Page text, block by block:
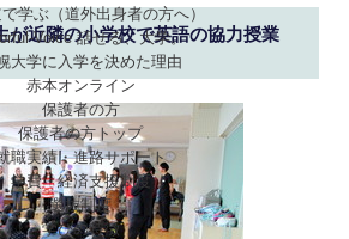
学ぶ （道外出身者の方へ）
Voice話せる、大学。
大学に入学を決めた理由
赤本オンライン
保護者の方
保護者の方トップ
職実績・進路サポート
学費・経済支援制度
選抜制度
学びの特徴
が近隣の小学校で英語の協力授業